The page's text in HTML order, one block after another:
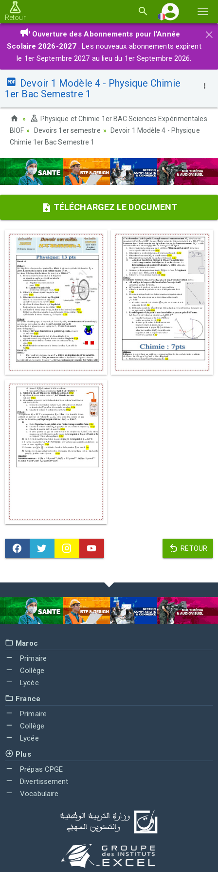
la
Retour
×
Ouverture des Abonnements pour l'Année
Scolaire 2026-2027 : Les nouveaux abonnements expirent
le 1er Septembre 2027 au lieu du 1er Septembre 2026.
Devoir 1 Modèle 4 - Physique Chimie
1er Bac Semestre 1
Physique et Chimie 1er BAC Sciences Expérimentales
BIOF
Devoirs 1er semestre
Devoir 1 Modèle 4 - Physique
Chimie 1er Bac Semestre 1
TÉLÉCHARGEZ LE DOCUMENT
RETOUR
Maroc
Primaire
Collège
Lycée
France
Primaire
Collège
Lycée
Plus
Prépas CPGE
Divertissement
Vocabulaire